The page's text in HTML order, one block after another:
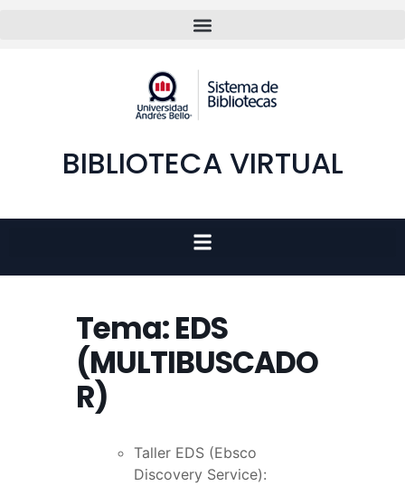
BIBLIOTECA VIRTUAL
Tema: EDS
(MULTIBUSCADO
R)
Taller EDS (Ebsco
Discovery Service):